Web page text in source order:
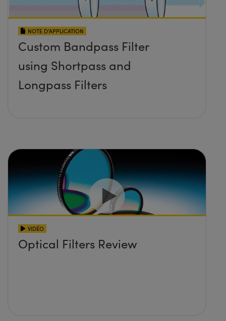
NOTE D’APPLICATION
Custom Bandpass Filter
using Shortpass and
Longpass Filters
VIDÉO
Optical Filters Review